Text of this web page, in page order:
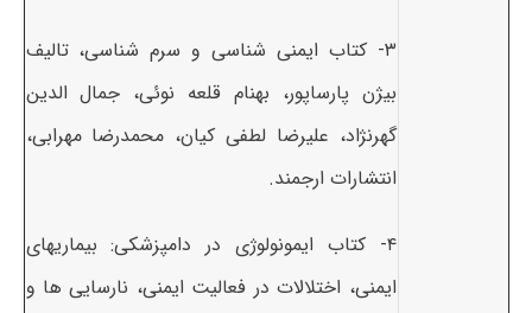
۳- کتاب ایمنی شناسی و سرم شناسی، تالیف
بیژن پارساپور، بهنام قلعه نوئی، جمال الدین
گهرنژاد، علیرضا لطفی کیان، محمدرضا مهرابی،
انتشارات ارجمند.
۴- کتاب ایمونولوژی در دامپزشکی: بیماریهای
ایمنی، اختلالات در فعالیت ایمنی، نارسایی ها و